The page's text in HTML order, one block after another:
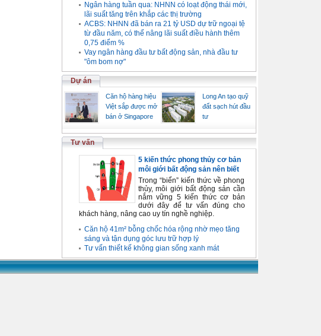
Ngân hàng tuần qua: NHNN có loạt động thái mới,
lãi suất tăng trên khắp các thị trường
ACBS: NHNN đã bán ra 21 tỷ USD dự trữ ngoại tệ
từ đầu năm, có thể nâng lãi suất điều hành thêm
0,75 điểm %
Vay ngân hàng đầu tư bất động sản, nhà đầu tư
"ôm bom nợ"
Dự án
Căn hộ hàng hiệu
Việt sắp được mở
bán ở Singapore
Long An tạo quỹ
đất sạch hút đầu
tư
Tư vấn
5 kiến thức phong thủy cơ bản
môi giới bất động sản nên biết
Trong “biển” kiến thức về phong
thủy, môi giới bất động sản cần
nắm vững 5 kiến thức cơ bản
dưới đây để tư vấn đúng cho
khách hàng, nâng cao uy tín nghề nghiệp.
Căn hộ 41m² bỗng chốc hóa rộng nhờ mẹo tăng
sáng và tận dụng góc lưu trữ hợp lý
Tư vấn thiết kế không gian sống xanh mát